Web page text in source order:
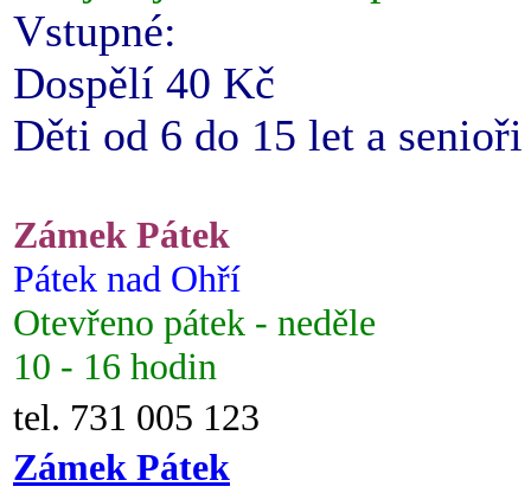
Vstupné:
Dospělí 40 Kč
Děti od 6 do 15 let a
Zámek Pátek
Pátek nad Ohří
Otevřeno pátek - neděle
10 - 16 hodin
tel. 731 005 123
Zámek Pátek